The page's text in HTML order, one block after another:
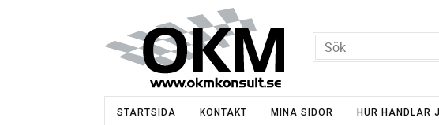
STARTSIDA KONTAKT MINA SIDOR HUR HANDLAR